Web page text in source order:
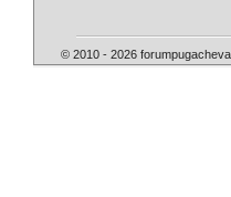
© 2010 - 2026